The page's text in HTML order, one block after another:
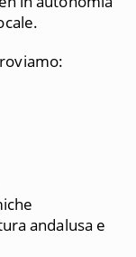
andalusa e